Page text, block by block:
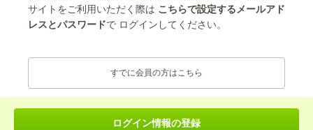
サイトをご利用いただく際は こちらで設定するメールアド
レスとパスワードで ログインしてください。
すでに会員の方はこちら
ログイン情報の登録